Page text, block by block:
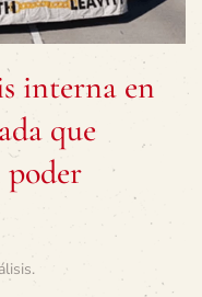
interna en
que
poder
.